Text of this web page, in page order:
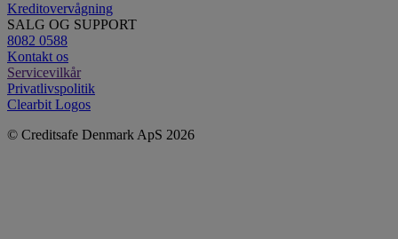
Kreditovervågning
SALG OG SUPPORT
8082 0588
Kontakt os
Servicevilkår
Privatlivspolitik
Clearbit Logos
© Creditsafe Denmark ApS 2026